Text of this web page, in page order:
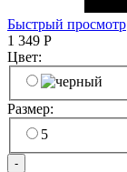
Быстрый просмотр
1 349 Р
Цвет:
Размер:
5
-